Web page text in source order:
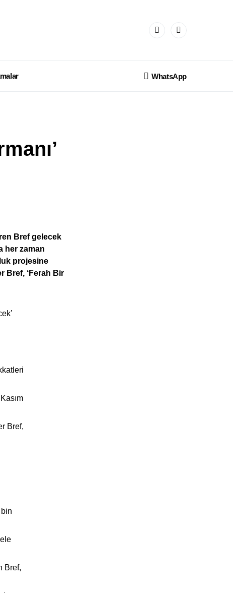
WhatsApp
Bref gelecek
her zaman
projesine
Bref, ‘Ferah Bir
Bref,
Bref,